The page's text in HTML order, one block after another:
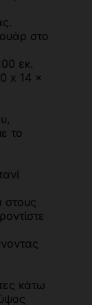
στο
εκ.
x 14 x
το
στους
κάτω